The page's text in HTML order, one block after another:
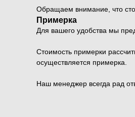
Обращаем внимание, что
Примерка
Для вашего удобства мы
Стоимость примерки
осуществляется примерка.
Наш менеджер всегда рад